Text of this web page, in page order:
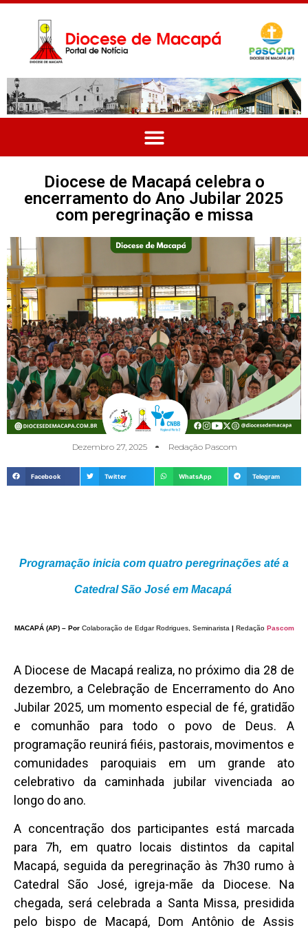
Diocese de Macapá celebra o
encerramento do Ano Jubilar 2025
com peregrinação e missa
Dezembro 27, 2025 Redação Pascom
Facebook Twitter WhatsApp Telegram
Programação inicia com quatro peregrinações até a
Catedral São José em Macapá
MACAPÁ (AP) – Por Colaboração de Edgar Rodrigues, Seminarista | Redação Pascom
A Diocese de Macapá realiza, no próximo dia 28 de
dezembro, a Celebração de Encerramento do Ano
Jubilar 2025, um momento especial de fé, gratidão
e comunhão para todo o povo de Deus. A
programação reunirá fiéis, pastorais, movimentos e
comunidades paroquiais em um grande ato
celebrativo da caminhada jubilar vivenciada ao
longo do ano.
A concentração dos participantes está marcada
para 7h, em quatro locais distintos da capital
Macapá, seguida da peregrinação às 7h30 rumo à
Catedral São José, igreja-mãe da Diocese. Na
chegada, será celebrada a Santa Missa, presidida
pelo bispo de Macapá, Dom Antônio de Assis